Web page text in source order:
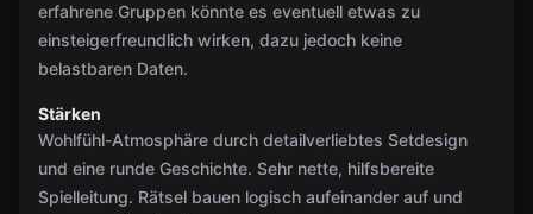
erfahrene Gruppen könnte es eventuell etwas zu
einsteigerfreundlich wirken, dazu jedoch keine
belastbaren Daten.
Stärken
Wohlfühl-Atmosphäre durch detailverliebtes Setdesign
und eine runde Geschichte. Sehr nette, hilfsbereite
Spielleitung. Rätsel bauen logisch aufeinander auf und